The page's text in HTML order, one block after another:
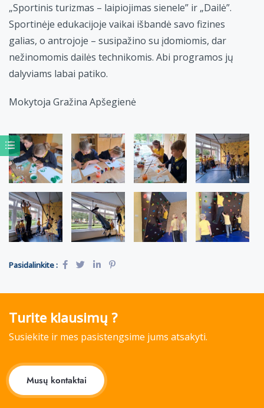
„Sportinis turizmas – laipiojimas sienele” ir „Dailė”.
Sportinėje edukacijoje vaikai išbandė savo fizines
galias, o antrojoje – susipažino su įdomiomis, dar
nežinomomis dailės technikomis. Abi programos jų
dalyviams labai patiko.
Mokytoja Gražina Apšegienė
Pasidalinkite :
Turite klausimų ?
Susiekite ir mes pasistengsime jums atsakyti.
Musų kontaktai